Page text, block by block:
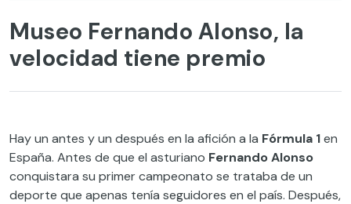
Museo Fernando Alonso, la
velocidad tiene premio
Hay un antes y un después en la afición a la Fórmula 1en
España. Antes de que el asturiano Fernando Alonso
conquistara su primer campeonato se trataba de un
deporte que apenas tenía seguidores en el país. Después,